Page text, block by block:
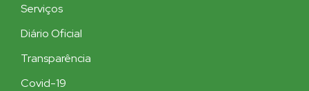
Serviços
Diário Oficial
Transparência
Covid-19